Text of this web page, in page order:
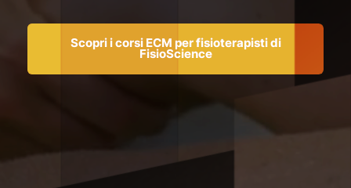
Scopri i corsi ECM per fisioterapisti di
FisioScience